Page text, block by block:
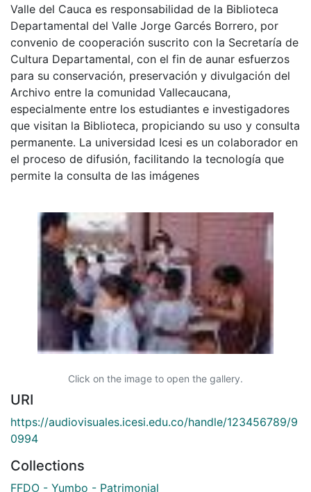
Valle del Cauca es responsabilidad de la Biblioteca
Departamental del Valle Jorge Garcés Borrero, por
convenio de cooperación suscrito con la Secretaría de
Cultura Departamental, con el fin de aunar esfuerzos
para su conservación, preservación y divulgación del
Archivo entre la comunidad Vallecaucana,
especialmente entre los estudiantes e investigadores
que visitan la Biblioteca, propiciando su uso y consulta
permanente. La universidad Icesi es un colaborador en
el proceso de difusión, facilitando la tecnología que
permite la consulta de las imágenes
Click on the image to open the gallery.
URI
https://audiovisuales.icesi.edu.co/handle/123456789/9
0994
Collections
FFDO - Yumbo - Patrimonial